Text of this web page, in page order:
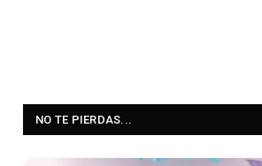
NO TE PIERDAS...